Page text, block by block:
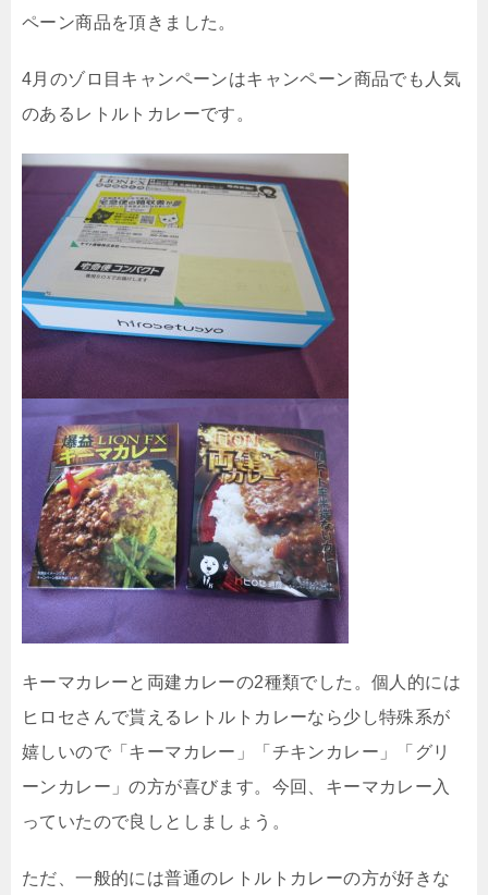
ペーン商品を頂きました。
4月のゾロ目キャンペーンはキャンペーン商品でも人気
のあるレトルトカレーです。
キーマカレーと両建カレーの2種類でした。個人的には
ヒロセさんで貰えるレトルトカレーなら少し特殊系が
嬉しいので「キーマカレー」「チキンカレー」「グリ
ーンカレー」の方が喜びます。今回、キーマカレー入
っていたので良しとしましょう。
ただ、一般的には普通のレトルトカレーの方が好きな